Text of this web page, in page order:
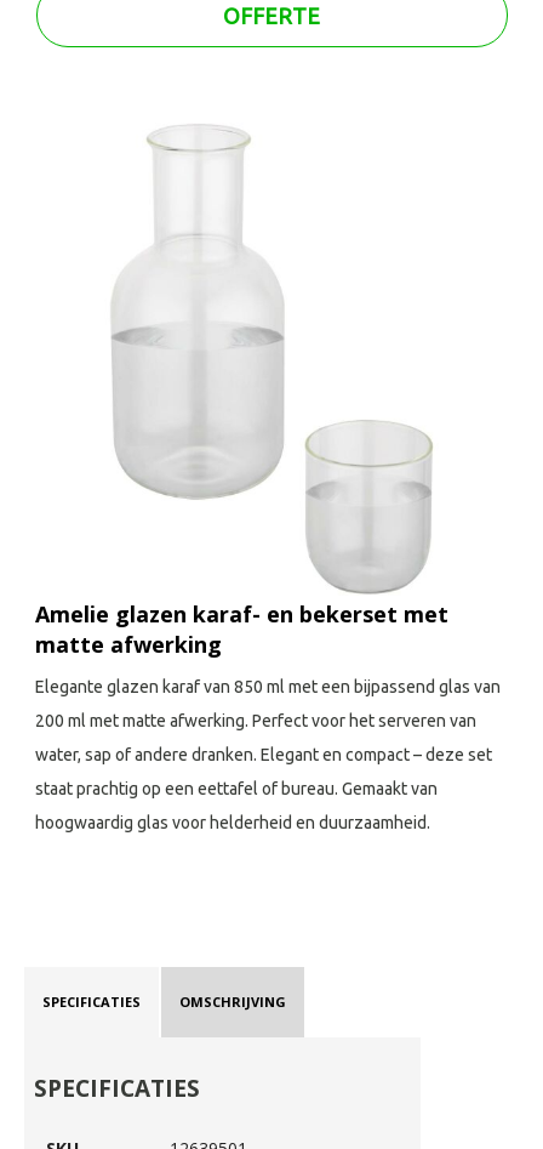
OFFERTE
Amelie glazen karaf- en bekerset met
matte afwerking
Elegante glazen karaf van 850 ml met een bijpassend glas van
200 ml met matte afwerking. Perfect voor het serveren van
water, sap of andere dranken. Elegant en compact – deze set
staat prachtig op een eettafel of bureau. Gemaakt van
hoogwaardig glas voor helderheid en duurzaamheid.
SPECIFICATIES OMSCHRIJVING
SPECIFICATIES